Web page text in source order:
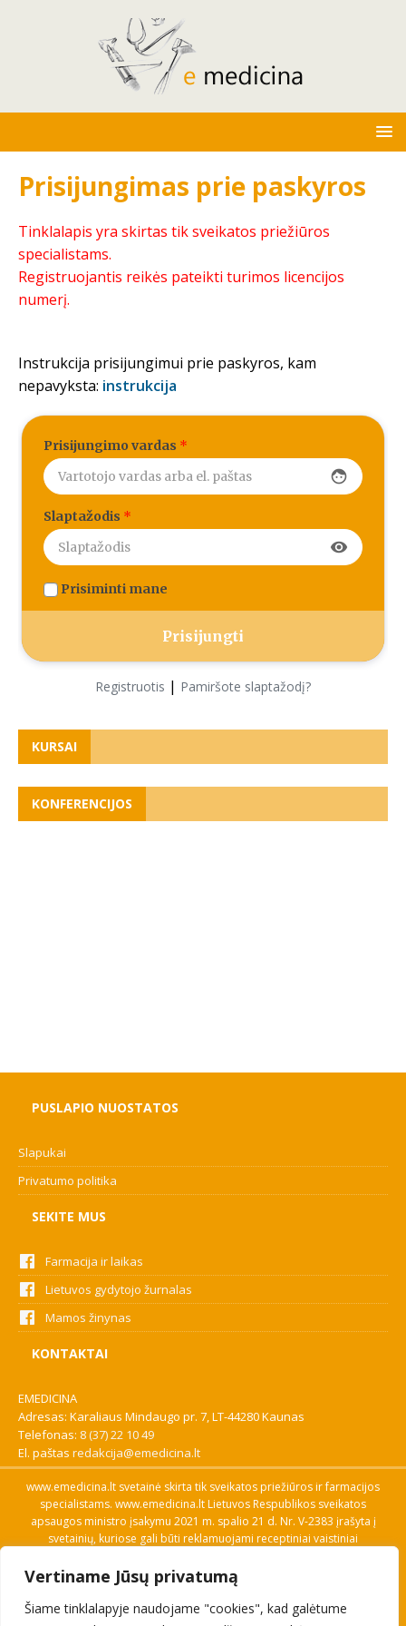
Vertiname Jūsų privatumą
Šiame tinklalapyje naudojame "cookies", kad galėtume
Prisijungimas prie paskyros
Tinklalapis yra skirtas tik sveikatos priežiūros
specialistams.
Registruojantis reikės pateikti turimos licencijos
numerį.
Instrukcija prisijungimui prie paskyros, kam
nepavyksta: instrukcija
Prisijungimo vardas *
face
Slaptažodis *
visibility
Prisiminti mane
Registruotis | Pamiršote slaptažodį?
KURSAI
KONFERENCIJOS
PUSLAPIO NUOSTATOS
Slapukai
Privatumo politika
SEKITE MUS
Farmacija ir laikas
Lietuvos gydytojo žurnalas
Mamos žinynas
KONTAKTAI
EMEDICINA
Adresas: Karaliaus Mindaugo pr. 7, LT-44280 Kaunas
Telefonas: 8 (37) 22 10 49
El. paštas redakcija@emedicina.lt
www.emedicina.lt svetainė skirta tik sveikatos priežiūros ir farmacijos
specialistams. www.emedicina.lt Lietuvos Respublikos sveikatos
apsaugos ministro įsakymu 2021 m. spalio 21 d. Nr. V-2383 įrašyta į
svetainių, kuriose gali būti reklamuojami receptiniai vaistiniai
savo profesinę kvalifikaciją. Naudingos nuorodos: Vaistų ir medicinos
pagalbos priemonių kainų paieška, VVKT tinklalapis, Sveikatos
priežiūros ar farmacijos specialisto pranešimo apie įtariamą